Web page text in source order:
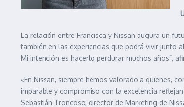
La relación entre Francisca y Nissan augura un
también en las experiencias que podrá vivir junto
Mi intención es hacerlo perdurar muchos años”,
«En Nissan, siempre hemos valorado a quienes,
imparable y compromiso con la excelencia
Sebastián Troncoso, director de Marketing de